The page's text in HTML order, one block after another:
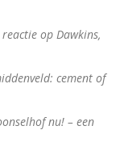
op Dawkins,
cement of
nu! – een